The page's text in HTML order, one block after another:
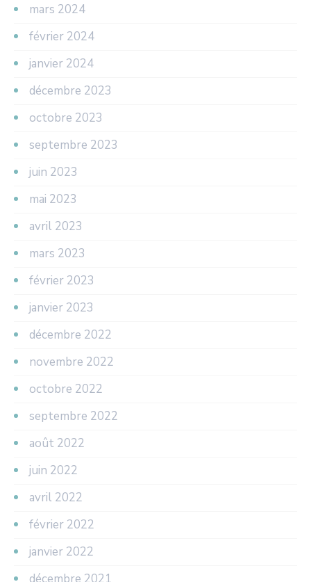
mars 2024
février 2024
janvier 2024
décembre 2023
octobre 2023
septembre 2023
juin 2023
mai 2023
avril 2023
mars 2023
février 2023
janvier 2023
décembre 2022
novembre 2022
octobre 2022
septembre 2022
août 2022
juin 2022
avril 2022
février 2022
janvier 2022